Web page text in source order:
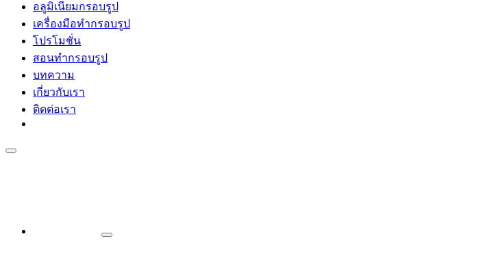
อลูมิเนียมกรอบรูป
เครื่องมือทำกรอบรูป
โปรโมชั่น
สอนทำกรอบรูป
บทความ
เกี่ยวกับเรา
ติดต่อเรา